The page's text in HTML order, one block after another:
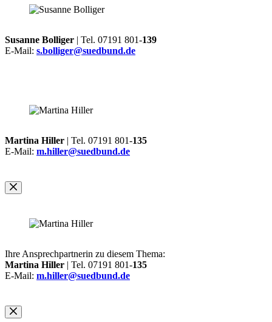
Susanne Bolliger | Tel. 07191 801-139
E-Mail: s.bolliger@suedbund.de
Martina Hiller | Tel. 07191 801-135
E-Mail: m.hiller@suedbund.de
Ihre Ansprechpartnerin zu diesem Thema:
Martina Hiller | Tel. 07191 801-135
E-Mail: m.hiller@suedbund.de